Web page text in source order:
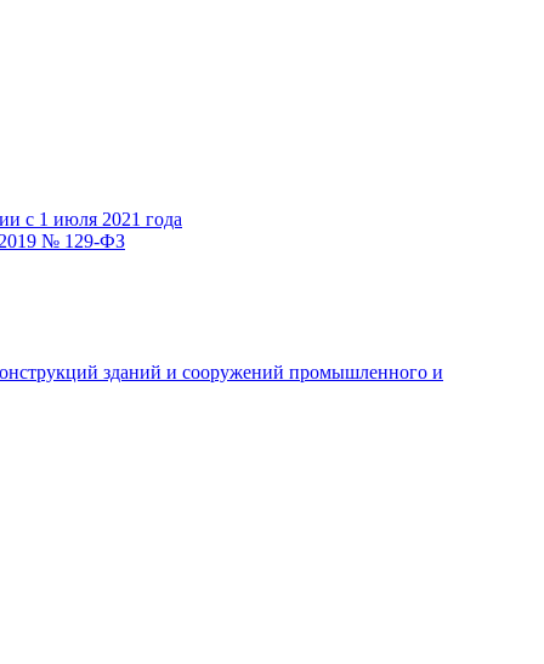
с 1 июля 2021 года
№ 129-ФЗ
зданий и сооружений промышленного и